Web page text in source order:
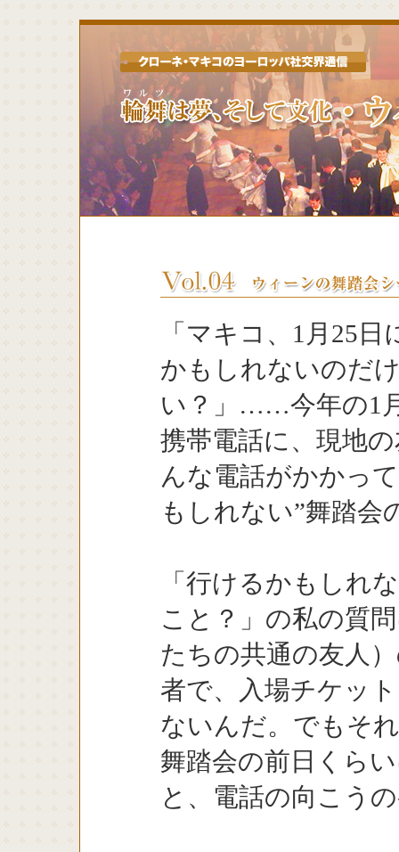
「マキコ、1月25
かもしれないのだ
い？」……今年の1
携帯電話に、現地
んな電話がかかっ
もしれない”舞踏会
「行けるかもしれ
こと？」の私の質
たちの共通の友人
者で、入場チケッ
ないんだ。でもそ
舞踏会の前日くら
と、電話の向こう